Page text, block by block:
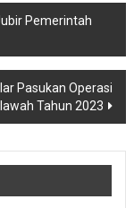
Pemerintah
Pasukan Operasi
Tahun 2023